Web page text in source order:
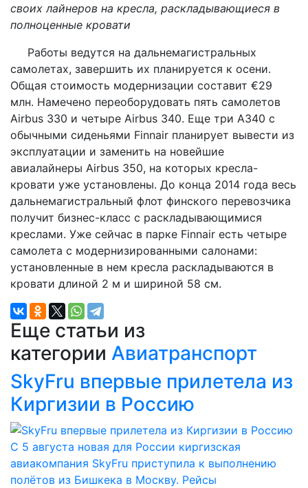
своих лайнеров на кресла, раскладывающиеся в
полноценные кровати
Работы ведутся на дальнемагистральных
самолетах, завершить их планируется к осени.
Общая стоимость модернизации составит €29
млн. Намечено переоборудовать пять самолетов
Airbus 330 и четыре Airbus 340. Еще три A340 с
обычными сиденьями Finnair планирует вывести из
эксплуатации и заменить на новейшие
авиалайнеры Airbus 350, на которых кресла-
кровати уже установлены. До конца 2014 года весь
дальнемагистральный флот финского перевозчика
получит бизнес-класс с раскладывающимися
креслами. Уже сейчас в парке Finnair есть четыре
самолета с модернизированными салонами:
установленные в нем кресла раскладываются в
кровати длиной 2 м и шириной 58 см.
Еще статьи из
категории Авиатранспорт
SkyFru впервые прилетела из
Киргизии в Россию
С 5 августа новая для России киргизская
авиакомпания SkyFru приступила к выполнению
полётов из Бишкека в Москву. Рейсы